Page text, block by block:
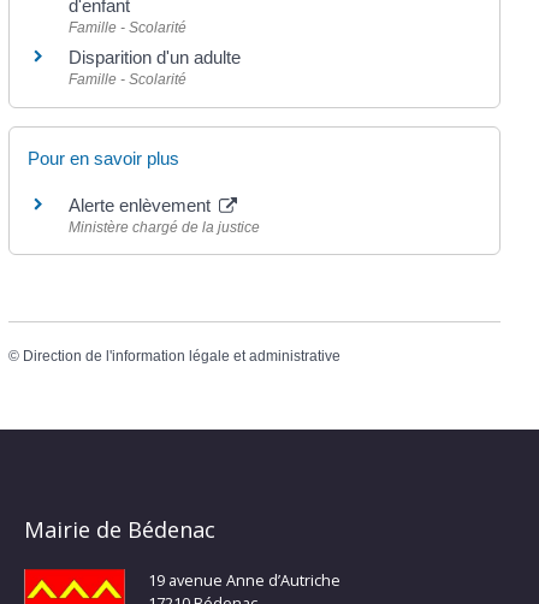
d'enfant
Famille - Scolarité
Disparition d'un adulte
Famille - Scolarité
Pour en savoir plus
Alerte enlèvement
Ministère chargé de la justice
© Direction de l'information légale et administrative
Mairie de Bédenac
19 avenue Anne d’Autriche